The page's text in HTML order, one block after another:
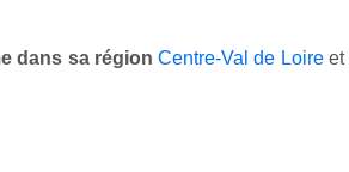
dans sa région Centre-Val de Loireet